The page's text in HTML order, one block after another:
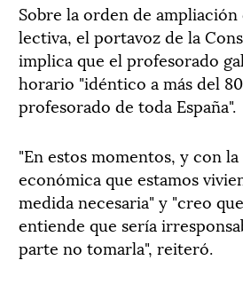
Sobre la orden de
lectiva, el portavoz de la
implica que el profesorado
horario "idéntico a más del
profesorado de toda España".
"En estos momentos, y con
económica que estamos
medida necesaria" y "creo
entiende que sería
parte no tomarla", reiteró.